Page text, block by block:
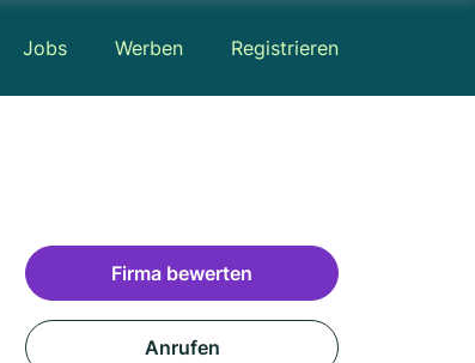
Jobs Werben Registrieren
Firma bewerten
Anrufen